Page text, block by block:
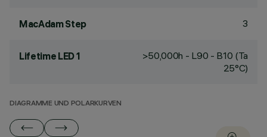
MacAdam Step 3
Lifetime LED 1
>50,000h - L90 - B10 (Ta
25°C)
DIAGRAMME UND POLARKURVEN